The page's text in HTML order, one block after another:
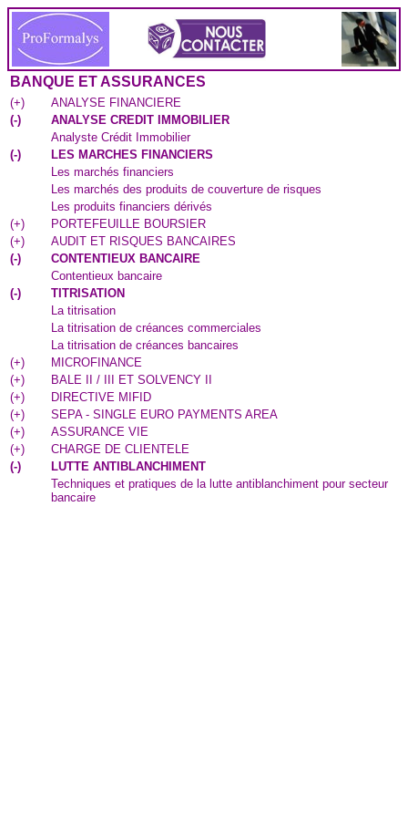
BANQUE ET ASSURANCES
(+)
ANALYSE FINANCIERE
(-)
ANALYSE CREDIT IMMOBILIER
Analyste Crédit Immobilier
(-)
LES MARCHES FINANCIERS
Les marchés financiers
Les marchés des produits de couverture de risques
Les produits financiers dérivés
(+)
PORTEFEUILLE BOURSIER
(+)
AUDIT ET RISQUES BANCAIRES
(-)
CONTENTIEUX BANCAIRE
Contentieux bancaire
(-)
TITRISATION
La titrisation
La titrisation de créances commerciales
La titrisation de créances bancaires
(+)
MICROFINANCE
(+)
BALE II / III ET SOLVENCY II
(+)
DIRECTIVE MIFID
(+)
SEPA - SINGLE EURO PAYMENTS AREA
(+)
ASSURANCE VIE
(+)
CHARGE DE CLIENTELE
(-)
LUTTE ANTIBLANCHIMENT
Techniques et pratiques de la lutte antiblanchiment pour secteur
bancaire